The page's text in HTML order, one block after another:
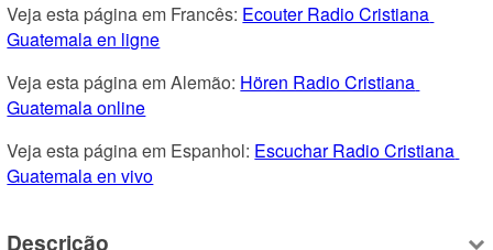
Veja esta página em Francês: Ecouter Radio Cristiana
Guatemala en ligne
Veja esta página em Alemão: Hören Radio Cristiana
Guatemala online
Veja esta página em Espanhol: Escuchar Radio Cristiana
Guatemala en vivo
Descrição